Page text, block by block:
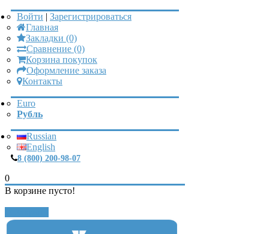
Войти | Зарегистрироваться
Главная
Закладки (0)
Сравнение (0)
Корзина покупок
Оформление заказа
Контакты
Euro
Рубль
Russian
English
8 (800) 200-98-07
0
В корзине пусто!